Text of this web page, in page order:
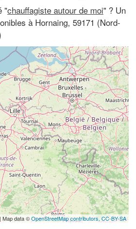
"chauffagiste autour de moi" ? Un
à Hornaing, 59171 (Nord-
| Map data ©OpenStreetMap contributors, CC-BY-SA